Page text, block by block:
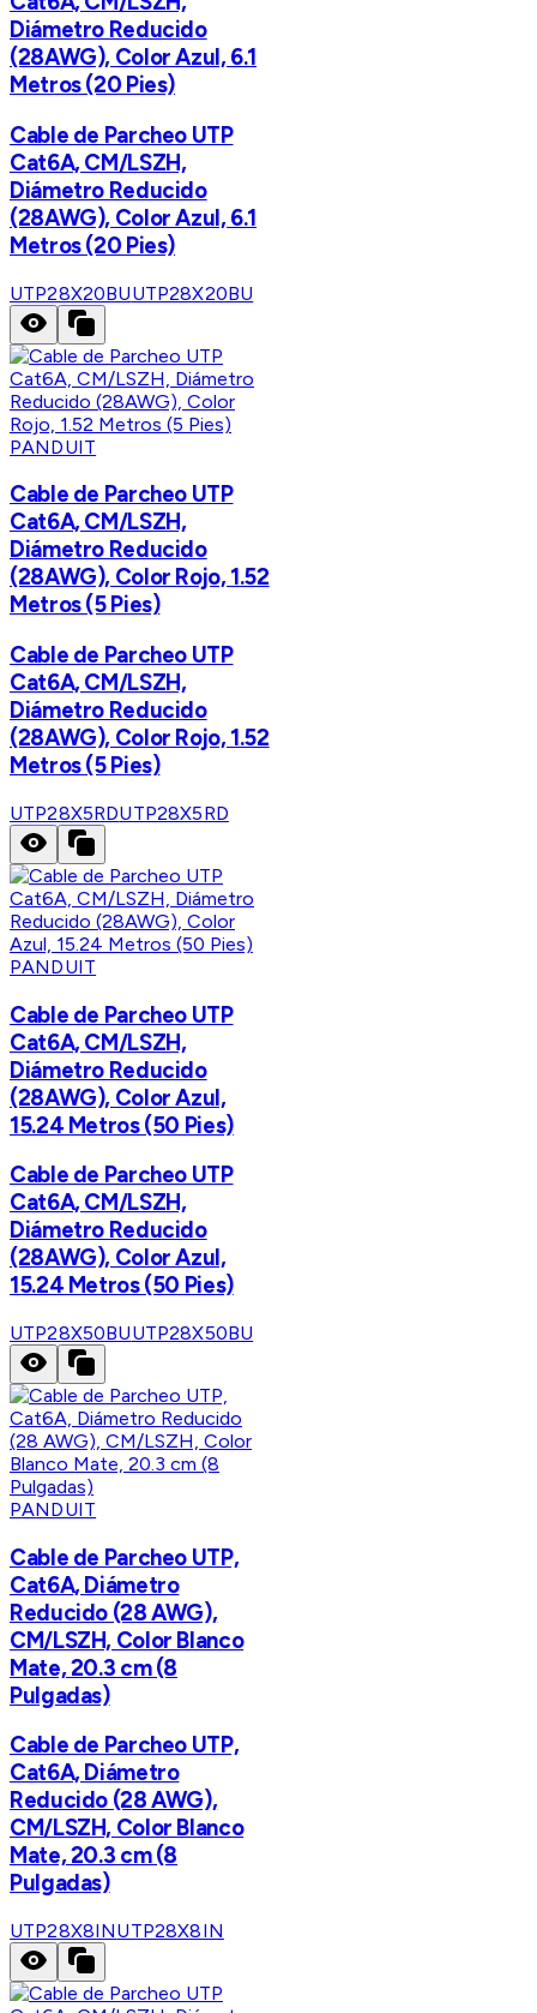
Diámetro Reducido
(28AWG), Color Azul, 6.1
Metros (20 Pies)
Cable de Parcheo UTP
Cat6A, CM/LSZH,
Diámetro Reducido
(28AWG), Color Azul, 6.1
Metros (20 Pies)
UTP28X20BUUTP28X20BU
PANDUIT
Cable de Parcheo UTP
Cat6A, CM/LSZH,
Diámetro Reducido
(28AWG), Color Rojo, 1.52
Metros (5 Pies)
Cable de Parcheo UTP
Cat6A, CM/LSZH,
Diámetro Reducido
(28AWG), Color Rojo, 1.52
Metros (5 Pies)
UTP28X5RDUTP28X5RD
PANDUIT
Cable de Parcheo UTP
Cat6A, CM/LSZH,
Diámetro Reducido
(28AWG), Color Azul,
15.24 Metros (50 Pies)
Cable de Parcheo UTP
Cat6A, CM/LSZH,
Diámetro Reducido
(28AWG), Color Azul,
15.24 Metros (50 Pies)
UTP28X50BUUTP28X50BU
PANDUIT
Cable de Parcheo UTP,
Cat6A, Diámetro
Reducido (28 AWG),
CM/LSZH, Color Blanco
Mate, 20.3 cm (8
Pulgadas)
Cable de Parcheo UTP,
Cat6A, Diámetro
Reducido (28 AWG),
CM/LSZH, Color Blanco
Mate, 20.3 cm (8
Pulgadas)
UTP28X8INUTP28X8IN